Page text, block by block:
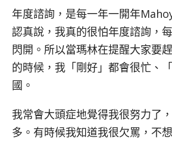
年度諮詢，是每一年一開年
認真說，我真的很怕年度諮詢，
閃開。所以當瑪林在提醒大家要
的時候，我「剛好」都會很忙、
國。
我常會大頭症地覺得我很努力了
多。有時候我知道我很欠罵，不